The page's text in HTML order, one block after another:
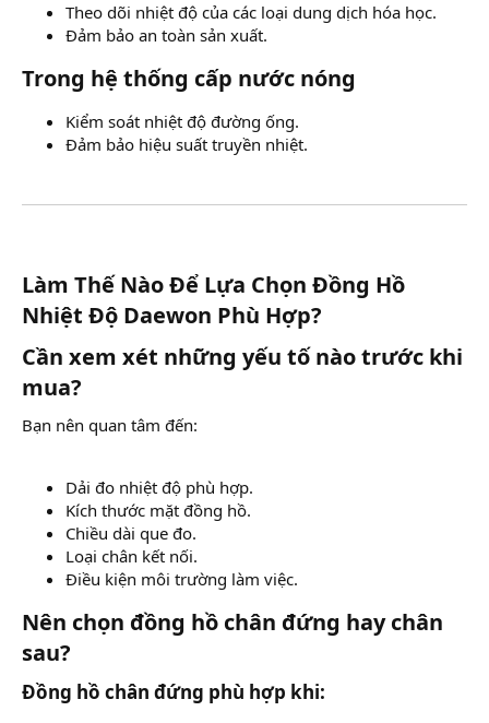
Theo dõi nhiệt độ của các loại dung dịch hóa học.
Đảm bảo an toàn sản xuất.
Trong hệ thống cấp nước nóng​
Kiểm soát nhiệt độ đường ống.
Đảm bảo hiệu suất truyền nhiệt.
Làm Thế Nào Để Lựa Chọn Đồng Hồ
Nhiệt Độ Daewon Phù Hợp?​
Cần xem xét những yếu tố nào trước khi
mua?​
Bạn nên quan tâm đến:
Dải đo nhiệt độ phù hợp.
Kích thước mặt đồng hồ.
Chiều dài que đo.
Loại chân kết nối.
Điều kiện môi trường làm việc.
Nên chọn đồng hồ chân đứng hay chân
sau?​
Đồng hồ chân đứng phù hợp khi:​